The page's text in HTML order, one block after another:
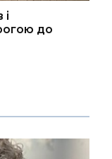
до